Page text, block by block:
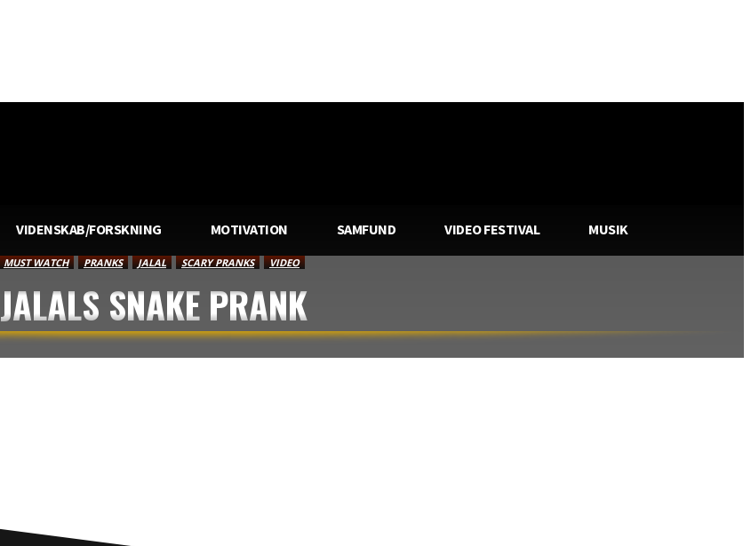
VIDENSKAB/FORSKNING MOTIVATION SAMFUND VIDEO FESTIVAL MUSIK
MUST WATCH PRANKS JALAL SCARY PRANKS VIDEO
JALALS SNAKE PRANK